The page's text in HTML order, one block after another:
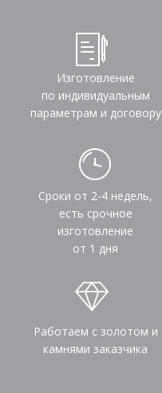
Изготовление
по индивидуальным
параметрам и договору
Сроки от 2-4 недель,
есть срочное
изготовление
от 1 дня
Работаем с золотом и
камнями заказчика